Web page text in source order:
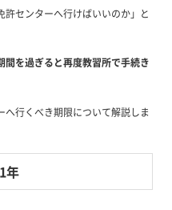
センターへ行けばいいのか」と
を過ぎると再度教習所で手続き
行くべき期限について解説しま
年